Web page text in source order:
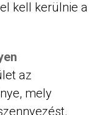
kell kerülnie a
az
mely